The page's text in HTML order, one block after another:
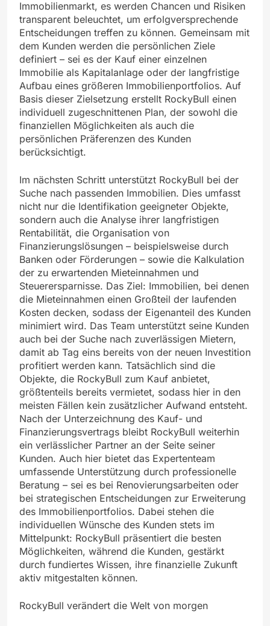
Immobilienmarkt, es werden Chancen und Risiken
transparent beleuchtet, um erfolgversprechende
Entscheidungen treffen zu können. Gemeinsam mit
dem Kunden werden die persönlichen Ziele
definiert – sei es der Kauf einer einzelnen
Immobilie als Kapitalanlage oder der langfristige
Aufbau eines größeren Immobilienportfolios. Auf
Basis dieser Zielsetzung erstellt RockyBull einen
individuell zugeschnittenen Plan, der sowohl die
finanziellen Möglichkeiten als auch die
persönlichen Präferenzen des Kunden
berücksichtigt.
Im nächsten Schritt unterstützt RockyBull bei der
Suche nach passenden Immobilien. Dies umfasst
nicht nur die Identifikation geeigneter Objekte,
sondern auch die Analyse ihrer langfristigen
Rentabilität, die Organisation von
Finanzierungslösungen – beispielsweise durch
Banken oder Förderungen – sowie die Kalkulation
der zu erwartenden Mieteinnahmen und
Steuerersparnisse. Das Ziel: Immobilien, bei denen
die Mieteinnahmen einen Großteil der laufenden
Kosten decken, sodass der Eigenanteil des Kunden
minimiert wird. Das Team unterstützt seine Kunden
auch bei der Suche nach zuverlässigen Mietern,
damit ab Tag eins bereits von der neuen Investition
profitiert werden kann. Tatsächlich sind die
Objekte, die RockyBull zum Kauf anbietet,
größtenteils bereits vermietet, sodass hier in den
meisten Fällen kein zusätzlicher Aufwand entsteht.
Nach der Unterzeichnung des Kauf- und
Finanzierungsvertrags bleibt RockyBull weiterhin
ein verlässlicher Partner an der Seite seiner
Kunden. Auch hier bietet das Expertenteam
umfassende Unterstützung durch professionelle
Beratung – sei es bei Renovierungsarbeiten oder
bei strategischen Entscheidungen zur Erweiterung
des Immobilienportfolios. Dabei stehen die
individuellen Wünsche des Kunden stets im
Mittelpunkt: RockyBull präsentiert die besten
Möglichkeiten, während die Kunden, gestärkt
durch fundiertes Wissen, ihre finanzielle Zukunft
aktiv mitgestalten können.
RockyBull verändert die Welt von morgen